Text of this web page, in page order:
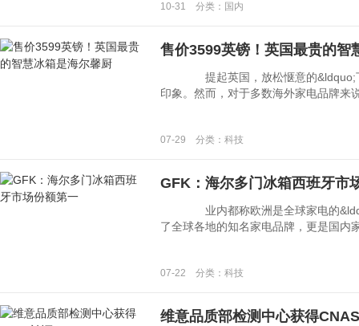
10-31 分类：国内
售价3599英镑！英国最贵的智
提起英国，放松惬意的&ldquo;下
印象。然而，对于多数海外家电品牌来
07-29 分类：科技
GFK：海尔多门冰箱西班牙市
业内都称欧洲是全球家电的
了全球各地的知名家电品牌，更是国内
07-22 分类：科技
维意品质部检测中心获得